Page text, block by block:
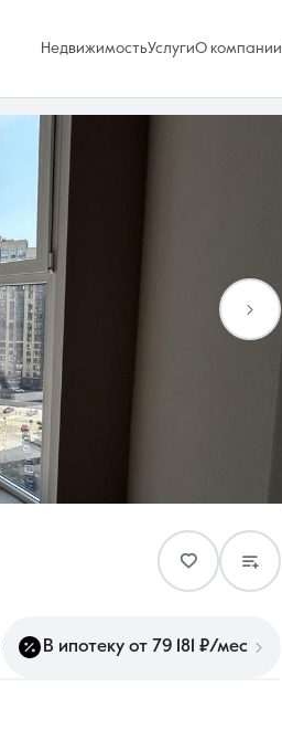
НедвижимостьУслугиО компании
Контакты
В ипотеку от 79 181 ₽/мес